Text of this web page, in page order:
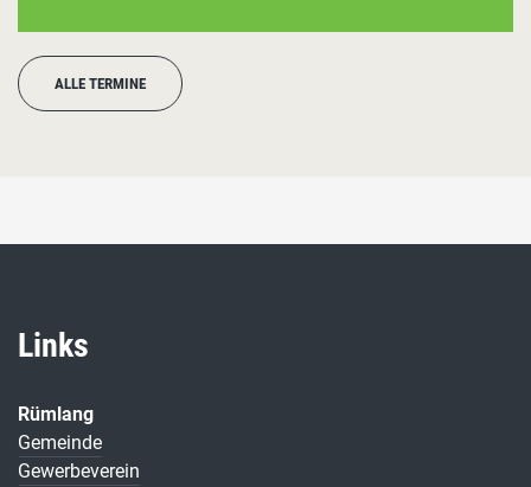
ALLE TERMINE
Links
Rümlang
Gemeinde
Gewerbeverein